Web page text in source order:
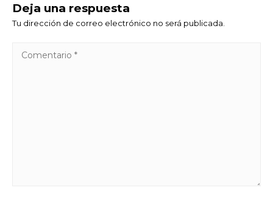
Deja una respuesta
Tu dirección de correo electrónico no será publicada.